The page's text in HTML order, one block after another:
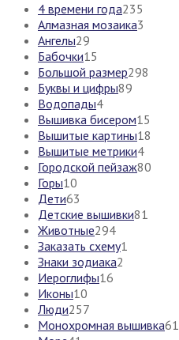
4 времени года235
Алмазная мозаика3
Ангелы29
Бабочки15
Большой размер298
Буквы и цифры89
Водопады4
Вышивка бисером15
Вышитые картины18
Вышитые метрики4
Городской пейзаж80
Горы10
Дети63
Детские вышивки81
Животные294
Заказать схему1
Знаки зодиака2
Иероглифы16
Иконы10
Люди257
Монохромная вышивка61